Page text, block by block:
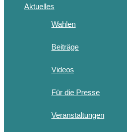
Aktuelles
Wahlen
Beiträge
Videos
Für die Presse
Veranstaltungen